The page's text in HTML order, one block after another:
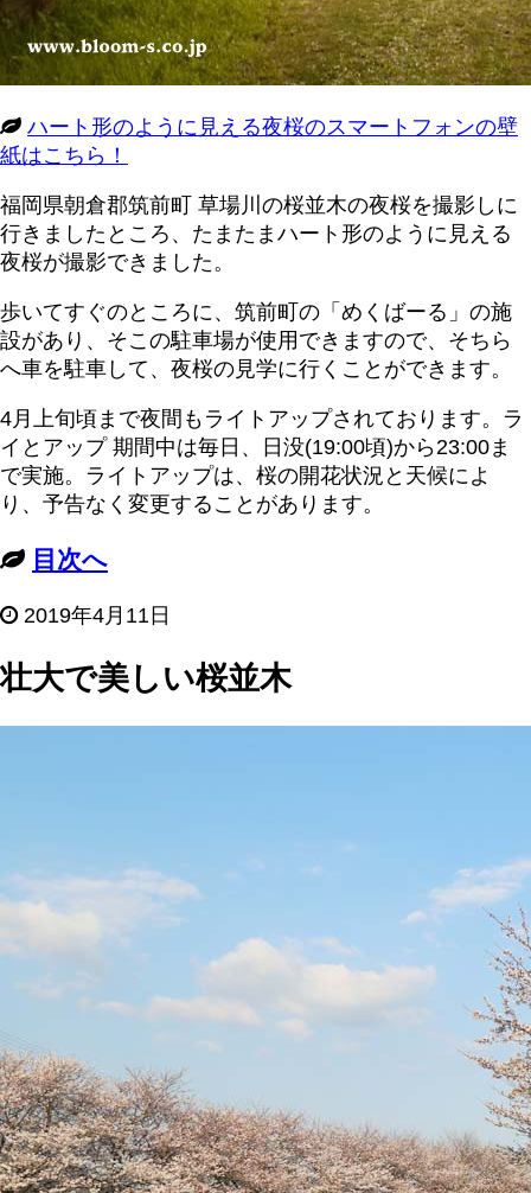
ハート形のように見える夜桜のスマートフォンの壁
紙はこちら！
福岡県朝倉郡筑前町 草場川の桜並木の夜桜を撮影しに
行きましたところ、たまたまハート形のように見える
夜桜が撮影できました。
歩いてすぐのところに、筑前町の「めくばーる」の施
設があり、そこの駐車場が使用できますので、そちら
へ車を駐車して、夜桜の見学に行くことができます。
4月上旬頃まで夜間もライトアップされております。ラ
イとアップ 期間中は毎日、日没(19:00頃)から23:00ま
で実施。ライトアップは、桜の開花状況と天候によ
り、予告なく変更することがあります。
目次へ
2019年4月11日
壮大で美しい桜並木